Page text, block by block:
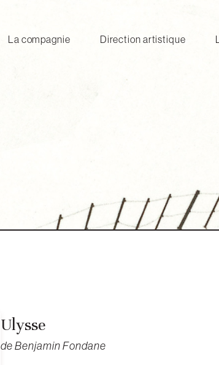
La compagnie Direction artistique
Ulysse
de Benjamin Fondane